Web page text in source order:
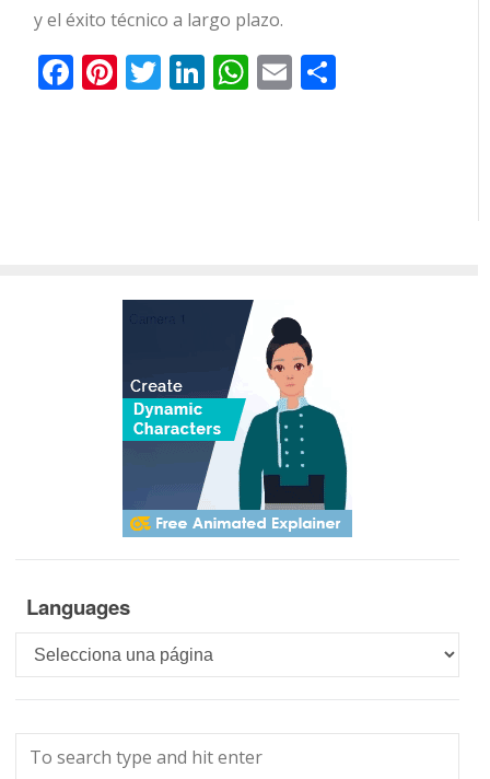
y el éxito técnico a largo plazo.
Facebook
Pinterest
Twitter
LinkedIn
WhatsApp
Email
Languages
Languages